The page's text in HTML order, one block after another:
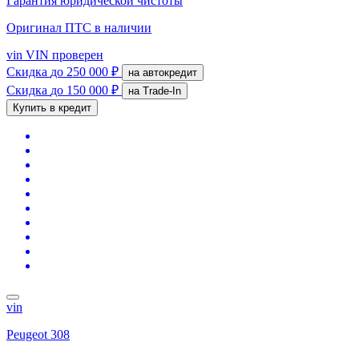
Оригинал ПТС в наличии
vin VIN проверен
Скидка до 250 000 ₽ на автокредит
Скидка до 150 000 ₽
на Trade-In
Купить в кредит
vin
Peugeot 308